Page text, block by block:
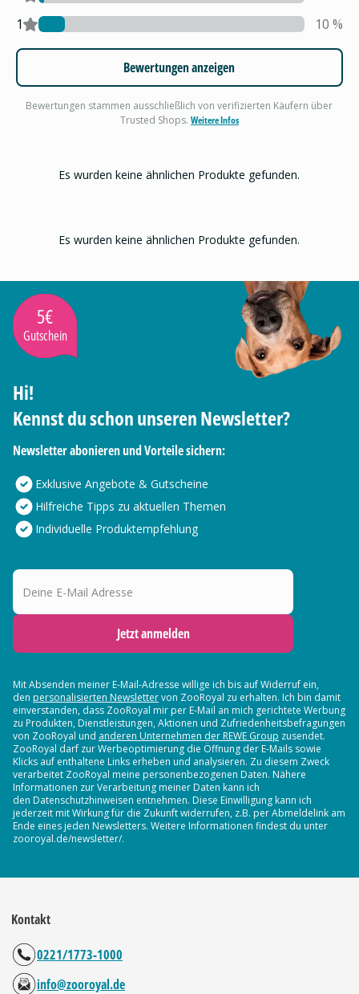
1
10 %
Bewertungen anzeigen
Bewertungen stammen ausschließlich von verifizierten Käufern über
Trusted Shops. Weitere Infos
Es wurden keine ähnlichen Produkte gefunden.
Es wurden keine ähnlichen Produkte gefunden.
5€
Gutschein
Hi!
Kennst du schon unseren Newsletter?
Newsletter abonieren und Vorteile sichern:
Exklusive Angebote & Gutscheine
Hilfreiche Tipps zu aktuellen Themen
Individuelle Produktempfehlung
Deine E-Mail Adresse
Jetzt anmelden
Mit Absenden meiner E-Mail-Adresse willige ich bis auf Widerruf ein,
den personalisierten Newslettervon ZooRoyal zu erhalten. Ich bin damit
einverstanden, dass ZooRoyal mir per E-Mail an mich gerichtete Werbung
zu Produkten, Dienstleistungen, Aktionen und Zufriedenheitsbefragungen
von ZooRoyal und anderen Unternehmen der REWE Group zusendet.
ZooRoyal darf zur Werbeoptimierung die Öffnung der E-Mails sowie
Klicks auf enthaltene Links erheben und analysieren. Zu diesem Zweck
verarbeitet ZooRoyal meine personenbezogenen Daten. Nähere
Informationen zur Verarbeitung meiner Daten kann ich
den Datenschutzhinweisen entnehmen. Diese Einwilligung kann ich
jederzeit mit Wirkung für die Zukunft widerrufen, z.B. per Abmeldelink am
Ende eines jeden Newsletters. Weitere Informationen findest du unter
zooroyal.de/newsletter/.
Kontakt
0221/1773-1000
info@zooroyal.de